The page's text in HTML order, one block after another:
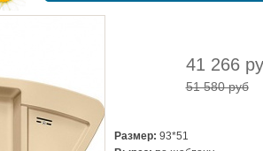
41 266
51 580 руб
Размер: 93*51